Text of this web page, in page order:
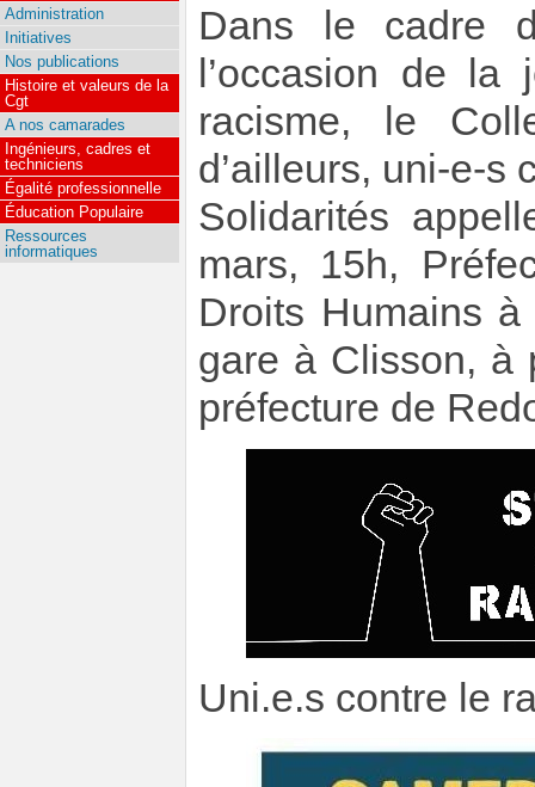
Dans le cadre
l’occasion de la
racisme, le
d’ailleurs, uni-e-s
Solidarités
mars, 15h,
Droits Humains
gare à Clisson, à
préfecture de
Uni.e.s contre le
Administration
Initiatives
Nos publications
Histoire et valeurs de la
Cgt
A nos camarades
Ingénieurs, cadres et
techniciens
Égalité professionnelle
Éducation Populaire
Ressources
informatiques